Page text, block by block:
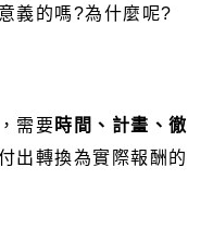
義的嗎?為什麼呢?
，需要 時間、計畫、徹
出轉換為實際報酬的